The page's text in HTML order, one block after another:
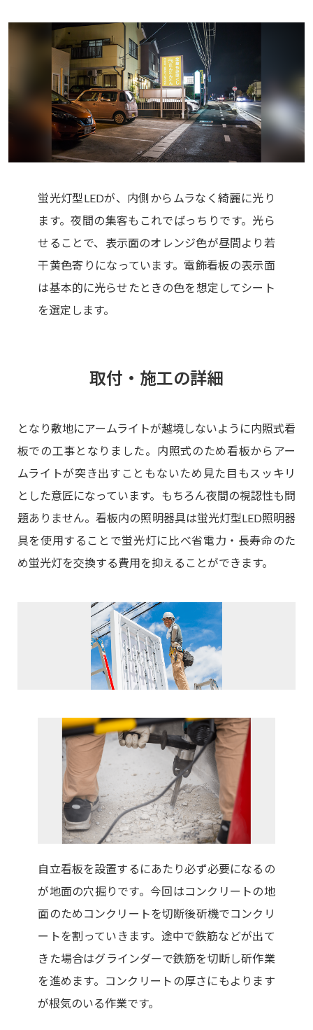
蛍光灯型LEDが、内側からムラなく綺麗に光り
ます。夜間の集客もこれでばっちりです。光ら
せることで、表示面のオレンジ色が昼間より若
干黄色寄りになっています。電飾看板の表示面
は基本的に光らせたときの色を想定してシート
を選定します。
取付・施工の詳細
となり敷地にアームライトが越境しないように内照式看
板での工事となりました。内照式のため看板からアー
ムライトが突き出すこともないため見た目もスッキリ
とした意匠になっています。もちろん夜間の視認性も問
題ありません。看板内の照明器具は蛍光灯型LED照明器
具を使用することで蛍光灯に比べ省電力・長寿命のた
め蛍光灯を交換する費用を抑えることができます。
自立看板を設置するにあたり必ず必要になるの
が地面の穴掘りです。今回はコンクリートの地
面のためコンクリートを切断後斫機でコンクリ
ートを割っていきます。途中で鉄筋などが出て
きた場合はグラインダーで鉄筋を切断し斫作業
を進めます。コンクリートの厚さにもよります
が根気のいる作業です。